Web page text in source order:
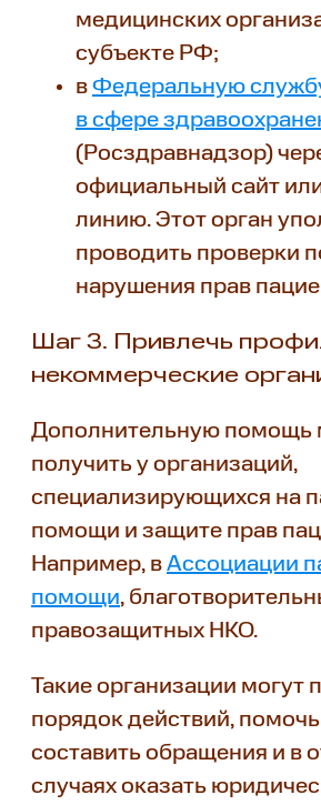
медицинских
субъекте РФ;
в Федеральную
в сфере
(Росздравнадзор)
официальный сайт
линию. Этот орган
проводить проверки
нарушения прав
Шаг 3. Привлечь
некоммерческие
Дополнительную помощь
получить у организаций,
специализирующихся на
помощи и защите прав
Например, в Ассоциации
помощи,
правозащитных НКО.
Такие организации могут
порядок действий,
составить обращения и в
случаях оказать